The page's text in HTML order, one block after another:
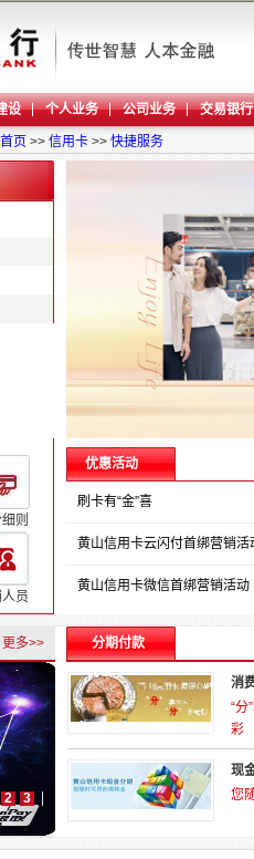
设 个人业务 公司业务 交易银行
页 >> 信用卡 >> 快捷服务
则
员
优惠活动
刷卡有“金”喜
黄山信用卡云闪付首绑营销活
黄山信用卡微信首绑营销活动
更多>>
2 3
分期付款
消
“分
彩
现
您